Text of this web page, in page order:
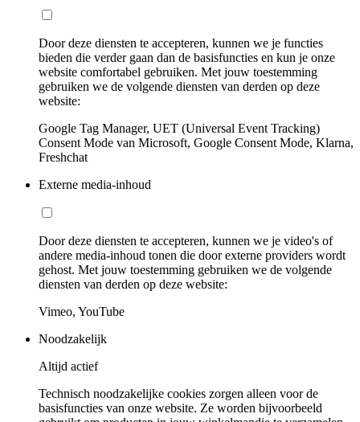
Door deze diensten te accepteren, kunnen we je functies
bieden die verder gaan dan de basisfuncties en kun je onze
website comfortabel gebruiken. Met jouw toestemming
gebruiken we de volgende diensten van derden op deze
website:
Google Tag Manager, UET (Universal Event Tracking)
Consent Mode van Microsoft, Google Consent Mode, Klarna,
Freshchat
Externe media-inhoud
Door deze diensten te accepteren, kunnen we je video's of
andere media-inhoud tonen die door externe providers wordt
gehost. Met jouw toestemming gebruiken we de volgende
diensten van derden op deze website:
Vimeo, YouTube
Noodzakelijk
Altijd actief
Technisch noodzakelijke cookies zorgen alleen voor de
basisfuncties van onze website. Ze worden bijvoorbeeld